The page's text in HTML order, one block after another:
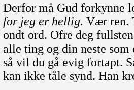
Derfor må Gud forkynne
for jeg er hellig. Vær ren.
ondt ord. Ofre deg
alle ting og din neste
så vil du gå evig fortapt.
kan ikke tåle synd. Han